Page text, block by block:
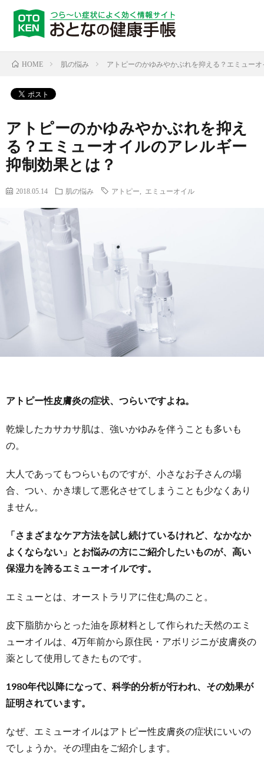
HOME 肌の悩み アトピーのかゆみやかぶれを抑える？エミュー
アトピーのかゆみやかぶれを抑え
る？エミューオイルのアレルギー
抑制効果とは？
2018.05.14 肌の悩み アトピー エミューオイル
アトピー性皮膚炎の症状、つらいですよね。
乾燥したカサカサ肌は、強いかゆみを伴うことも多いも
の。
大人であってもつらいものですが、小さなお子さんの場
合、つい、かき壊して悪化させてしまうことも少なくあり
ません。
「さまざまなケア方法を試し続けているけれど、なかなか
よくならない」とお悩みの方にご紹介したいものが、高い
保湿力を誇るエミューオイルです。
エミューとは、オーストラリアに住む鳥のこと。
皮下脂肪からとった油を原材料として作られた天然のエミ
ューオイルは、4万年前から原住民・アボリジニが皮膚炎の
薬として使用してきたものです。
1980年代以降になって、科学的分析が行われ、その効果が
証明されています。
なぜ、エミューオイルはアトピー性皮膚炎の症状にいいの
でしょうか。その理由をご紹介します。